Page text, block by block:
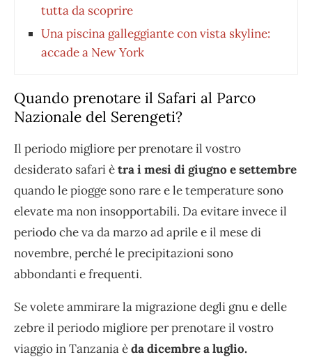
tutta da scoprire
Una piscina galleggiante con vista skyline:
accade a New York
Quando prenotare il Safari al Parco
Nazionale del Serengeti?
Il periodo migliore per prenotare il vostro
desiderato safari ètra i mesi di giugno e settembre
quando le piogge sono rare e le temperature sono
elevate ma non insopportabili. Da evitare invece il
periodo che va da marzo ad aprile e il mese di
novembre, perché le precipitazioni sono
abbondanti e frequenti.
Se volete ammirare la migrazione degli gnu e delle
zebre il periodo migliore per prenotare il vostro
viaggio in Tanzania èda dicembre a luglio.